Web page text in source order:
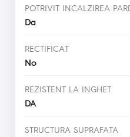
POTRIVIT INCALZIREA
Da
RECTIFICAT
No
REZISTENT LA INGHET
DA
STRUCTURA SUPRAFATA